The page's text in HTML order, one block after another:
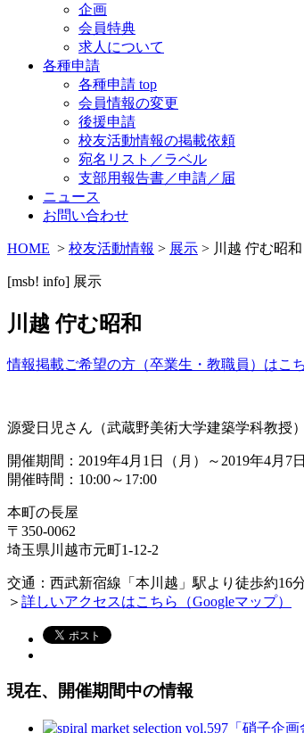
企画
会員特典
求人について
各種申請
各種申請 top
会員情報の変更
後援申請
校友活動情報の掲載依頼
宛名リスト／ラベル
支部用報告書／申請／届
ニュース
お問い合わせ
HOME > 校友活動情報 > 展示 > 川越 佇む昭和
[msb! info] 展示
川越 佇む昭和
情報掲載ご希望の方（卒業生・教職員）はこ
源愛日児さん（武蔵野美術大学建築学科教授
開催期間：2019年4月1日（月）～2019年4月7
開催時間：10:00～17:00
本町の長屋
〒350-0062
埼玉県川越市元町1-12-2
交通：西武新宿線「本川越」駅より徒歩約16
＞ 詳しいアクセスはこちら（Googleマップ）
現在、開催期間中の情報